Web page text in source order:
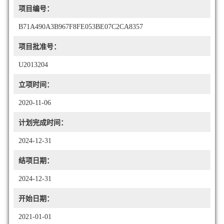
项目编号：
B71A490A3B967F8FE053BE07C2CA8357
项目批准号：
U2013204
立项时间：
2020-11-06
计划完成时间：
2024-12-31
结项日期：
2024-12-31
开始日期：
2021-01-01